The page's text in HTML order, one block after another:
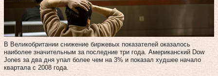
В Великобритании снижение биржевых показателей оказалось
наиболее значительным за последние три года. Американский Dow
Jones за два дня упал более чем на 3% и показал худшее начало
квартала с 2008 года.